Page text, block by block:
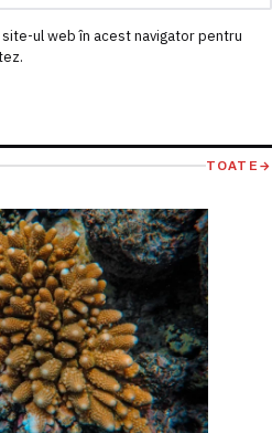
ul web în acest navigator pentru
TOATE →